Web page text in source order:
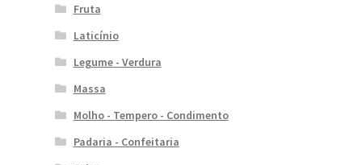
Fruta
Laticínio
Legume - Verdura
Massa
Molho - Tempero - Condimento
Padaria - Confeitaria